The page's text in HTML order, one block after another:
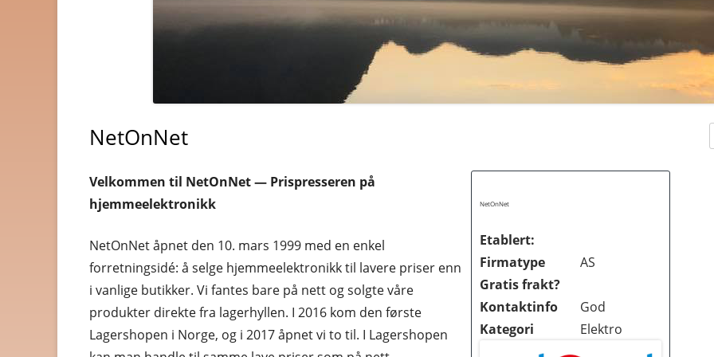
FOTO OG VIDEO
GAVER OG GADGETS
GULL, JUVELER OG KLOKKER
NetOnNet
NetOnNet
Etablert:
Firmatype
AS
Gratis frakt?
Kontaktinfo
God
Kategori
Elektro
Velkommen til NetOnNet — Prispresseren på
hjemmeelektronikk
NetOnNet åpnet den 10. mars 1999 med en enkel
forretningsidé: å selge hjemmeelektronikk til lavere priser enn
i vanlige butikker. Vi fantes bare på nett og solgte våre
produkter direkte fra lagerhyllen. I 2016 kom den første
Lagershopen i Norge, og i 2017 åpnet vi to til. I Lagershopen